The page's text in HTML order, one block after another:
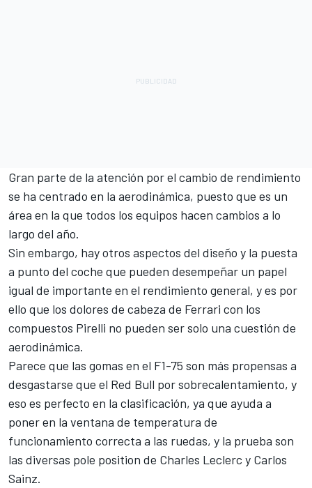
Gran parte de la atención por el cambio de rendimiento
se ha centrado en la aerodinámica, puesto que es un
área en la que todos los equipos hacen cambios a lo
largo del año.
Sin embargo, hay otros aspectos del diseño y la puesta
a punto del coche que pueden desempeñar un papel
igual de importante en el rendimiento general, y es por
ello que los dolores de cabeza de Ferrari con los
compuestos Pirelli no pueden ser solo una cuestión de
aerodinámica.
Parece que las gomas en el F1-75 son más propensas a
desgastarse que el Red Bull por sobrecalentamiento, y
eso es perfecto en la clasificación, ya que ayuda a
poner en la ventana de temperatura de
funcionamiento correcta a las ruedas, y la prueba son
las diversas pole position de Charles Leclerc y Carlos
Sainz.